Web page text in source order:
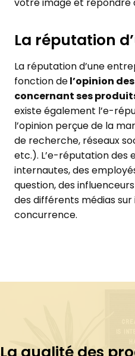
votre image et répondre
La réputation
La réputation d’une
fonction del’opinion
concernant ses
existe également l’e-
l’opinion perçue de la
de recherche, réseaux
etc.). L’e-réputation des
internautes, des
question, des
des différents médias
concurrence.